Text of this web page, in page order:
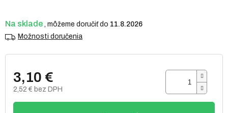
Na sklade
11.8.2026
Možnosti doručenia
3,10 €
2,52 € bez DPH
Jednotková